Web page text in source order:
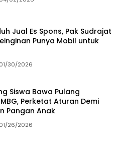
Jual Es Spons, Pak Sudrajat
Punya Mobil untuk
01/30/2026
Siswa Bawa Pulang
Perketat Aturan Demi
Pangan Anak
01/26/2026